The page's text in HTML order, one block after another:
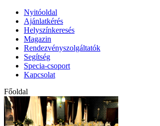
Nyitóoldal
Ajánlatkérés
Helyszínkeresés
Magazin
Rendezvényszolgáltatók
Segítség
Specia-csoport
Kapcsolat
Főoldal